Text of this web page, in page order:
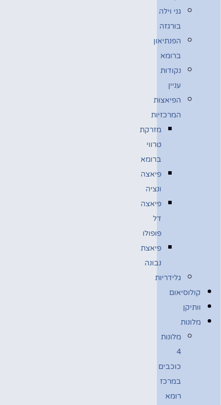
גני וילה
בורגזה
הפנתיאון
ברומא
נקודות
עניין
הפיאצות
המרכזיות
מזרקת
טרווי
ברומא
פיאצה
ונציה
פיאצה
דל
פופולו
פיאצת
נבונה
גלידריות
קולוסיאום
וותיקן
מלונות
מלונות
4
כוכבים
במרכז
רומא